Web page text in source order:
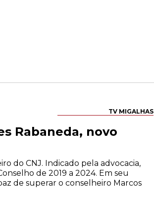
TV MIGALHAS
Rabaneda, novo
do CNJ. Indicado pela advocacia,
de 2019 a 2024. Em seu
de superar o conselheiro Marcos